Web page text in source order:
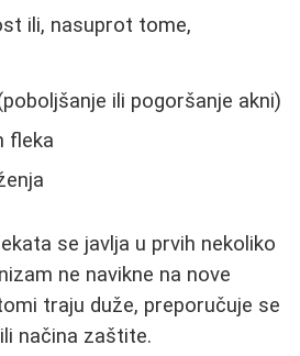
ili, nasuprot tome,
ili pogoršanje akni)
fleka
se javlja u prvih nekoliko
ne navikne na nove
traju duže, preporučuje se
načina zaštite.